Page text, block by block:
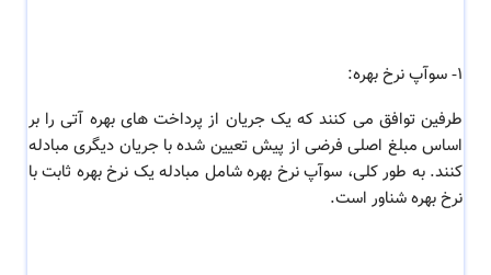
1- سوآپ نرخ بهره:
طرفین توافق می کنند که یک جریان از پرداخت های بهره آتی را بر
اساس مبلغ اصلی فرضی از پیش تعیین شده با جریان دیگری مبادله
کنند. به طور کلی، سوآپ نرخ بهره شامل مبادله یک نرخ بهره ثابت با
نرخ بهره شناور است.